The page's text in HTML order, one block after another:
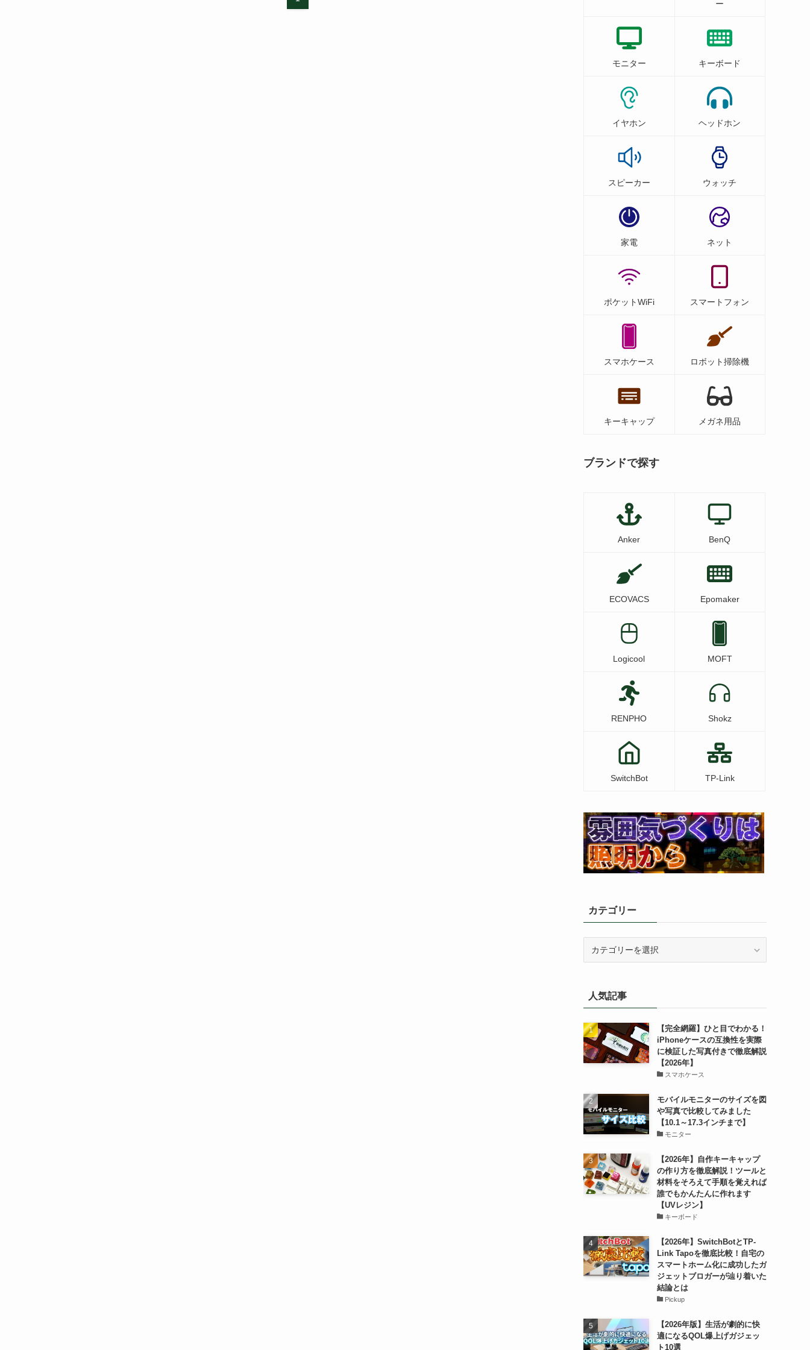
ー
モニター キーボード
イヤホン ヘッドホン
スピーカー ウォッチ
家電 ネット
ポケットWiFi スマートフォン
スマホケース ロボット掃除機
キーキャップ メガネ用品
ブランドで探す
Anker BenQ
ECOVACS Epomaker
Logicool MOFT
RENPHO Shokz
SwitchBot TP-Link
カテゴリー
ー人気記事
【完全網羅】ひと目でわかる！
iPhoneケースの互換性を実際
に検証した写真付きで徹底解説
【2026年】
スマホケース
モバイルモニターのサイズを図
や写真で比較してみました
【10.1～17.3インチまで】
モニター
【2026年】自作キーキャップ
の作り方を徹底解説！ツールと
材料をそろえて手順を覚えれば
誰でもかんたんに作れます
【UVレジン】
キーボード
【2026年】SwitchBotとTP-
Link Tapoを徹底比較！自宅の
スマートホーム化に成功したガ
ジェットブロガーが辿り着いた
結論とは
Pickup
【2026年版】生活が劇的に快
適になるQOL爆上げガジェッ
ト10選